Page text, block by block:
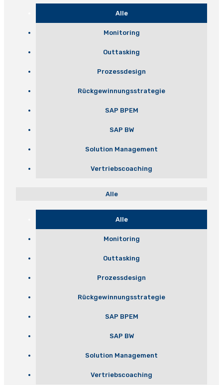
Alle
Monitoring
Outtasking
Prozessdesign
Rückgewinnungsstrategie
SAP BPEM
SAP BW
Solution Management
Vertriebscoaching
Alle
Alle
Monitoring
Outtasking
Prozessdesign
Rückgewinnungsstrategie
SAP BPEM
SAP BW
Solution Management
Vertriebscoaching